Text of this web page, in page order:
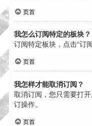
页首
我怎么订阅特定的板块？
订阅特定板块，点击“订
页首
我怎样才能取消订阅？
取消订阅，您只需要打
订操作。
页首